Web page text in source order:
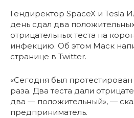
Гендиректор SpaceX и Tesla
день сдал два
отрицательных теста на
инфекцию. Об этом Маск
странице в Twitter.
«Сегодня был
раза. Два теста дали
два — положительный», —
предприниматель.